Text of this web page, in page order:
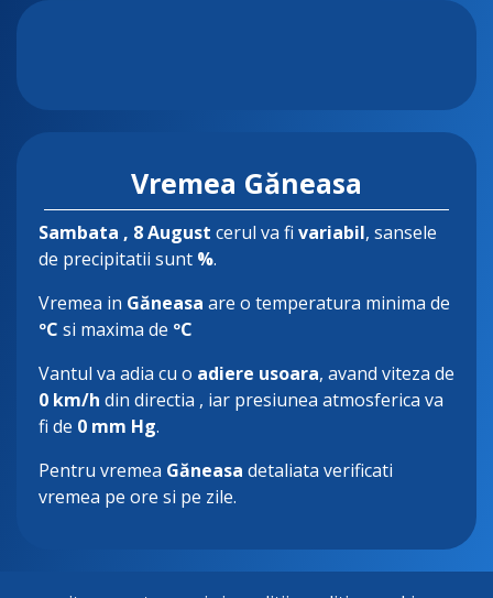
Vremea Găneasa
Sambata , 8 August cerul va fi variabil, sansele
de precipitatii sunt %.
Vremea in Găneasa are o temperatura minima de
ºC si maxima de ºC
Vantul va adia cu o adiere usoara, avand viteza de
0 km/h din directia , iar presiunea atmosferica va
fi de 0 mm Hg.
Pentru vremea Găneasa detaliata verificati
vremea pe ore si pe zile.